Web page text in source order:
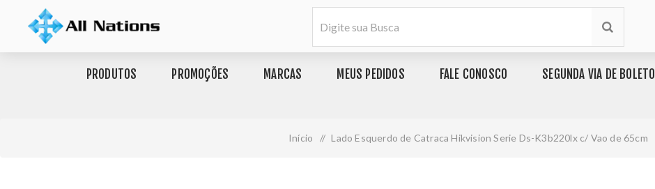
PRODUTOS PROMOÇÕES MARCAS MEUS PEDIDOS FALE CONOSCO SEGUNDA VIA DE BOLETO
Início / Lado Esquerdo de Catraca Hikvision Serie Ds-K3b220lx c/ Vao de 65cm